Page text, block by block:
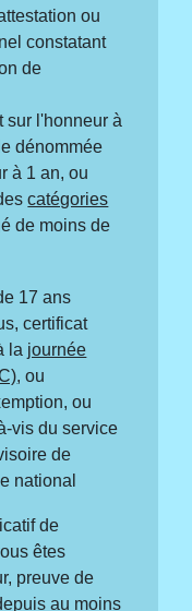
ou
constatant
de
sur l'honneur à
dénommée
à 1 an, ou
catégories
de moins de
17 ans
certificat
la journée
, ou
ou
vis du service
de
national
de
êtes
preuve de
au moins